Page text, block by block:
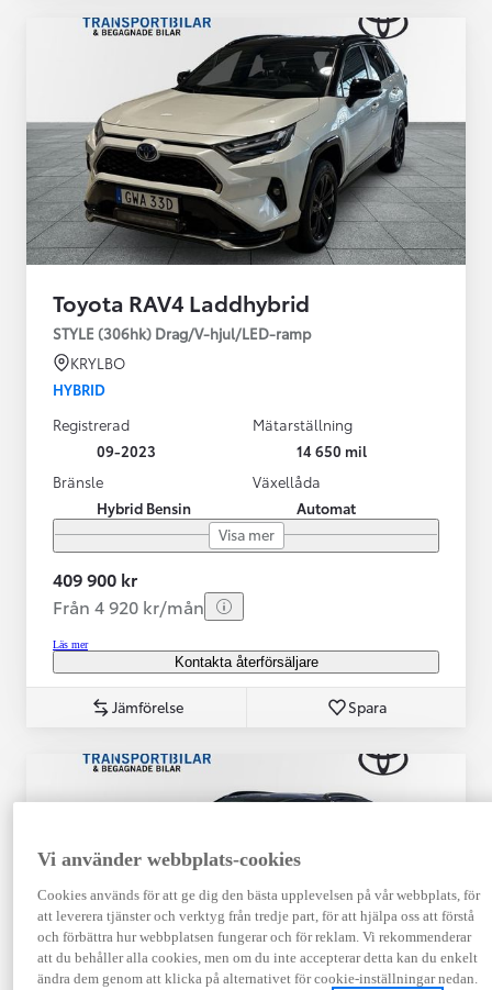
Toyota RAV4 Laddhybrid
STYLE (306hk) Drag/V-hjul/LED-ramp
KRYLBO
HYBRID
Registrerad
09-2023
Mätarställning
14 650 mil
Bränsle
Hybrid Bensin
Växellåda
Automat
Visa mer
409 900 kr
Från 4 920 kr/mån
Läs mer
Kontakta återförsäljare
Jämförelse Spara
Vi använder webbplats-cookies
Cookies används för att ge dig den bästa upplevelsen på vår webbplats, för
att leverera tjänster och verktyg från tredje part, för att hjälpa oss att förstå
och förbättra hur webbplatsen fungerar och för reklam. Vi rekommenderar
att du behåller alla cookies, men om du inte accepterar detta kan du enkelt
ändra dem genom att klicka på alternativet för cookie-inställningar nedan.